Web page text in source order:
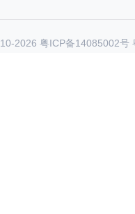
2026 粤ICP备14085002号